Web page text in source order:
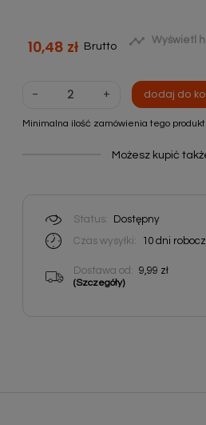
10,48 zł Brutto  Wyświetl
- + dodaj do
Minimalna ilość zamówienia tego
Możesz kupić
Status:
Dostępny
Czas wysyłki:
10 dni
Dostawa od: 9,99 zł
(Szczegóły)